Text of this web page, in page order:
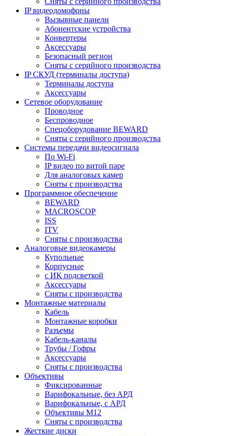
IP видеодомофоны
Вызывные панели
Абонентские устройства
Конвертеры
Аксессуары
Безопасный регион
Сняты с серийного производства
IP СКУД (терминалы доступа)
Терминалы доступа
Аксессуары
Сетевое оборудование
Проводное
Беспроводное
Спецоборудование BEWARD
Сняты с серийного производства
Системы передачи видеосигнала
По Wi-Fi
IP видео по витой паре
Для аналоговых камер
Сняты с производства
Программное обеспечение
BEWARD
MACROSCOP
ISS
ITV
Сняты с производства
Аналоговые видеокамеры
Купольные
Корпусные
c ИК подсветкой
Аксессуары
Сняты с производства
Монтажные материалы
Кабель
Монтажные коробки
Разъемы
Кабель-каналы
Трубы / Гофры
Аксессуары
Сняты с производства
Объективы
Фиксированные
Варифокальные, без АРД
Варифокальные, с АРД
Объективы M12
Сняты с производства
Жесткие диски